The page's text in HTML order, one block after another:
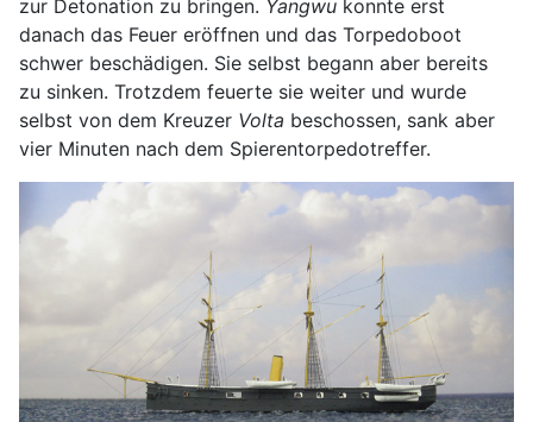
zur Detonation zu bringen. Yangwu konnte erst
danach das Feuer eröffnen und das Torpedoboot
schwer beschädigen. Sie selbst begann aber bereits
zu sinken. Trotzdem feuerte sie weiter und wurde
selbst von dem Kreuzer Volta beschossen, sank aber
vier Minuten nach dem Spierentorpedotreffer.